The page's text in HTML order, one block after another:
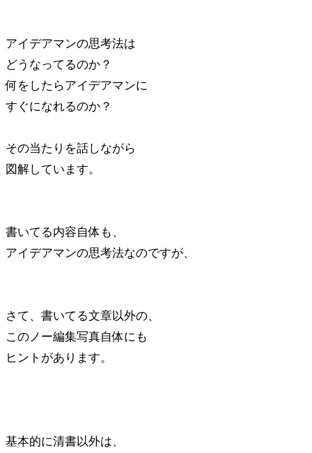
アイデアマンの思考法は
どうなってるのか？
何をしたらアイデアマンに
すぐになれるのか？
その当たりを話しながら
図解しています。
書いてる内容自体も、
アイデアマンの思考法なのですが、
さて、書いてる文章以外の、
このノー編集写真自体にも
ヒントがあります。
基本的に清書以外は、